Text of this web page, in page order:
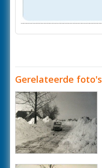
Gerelateerde foto's